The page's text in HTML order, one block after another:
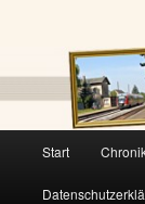
Start